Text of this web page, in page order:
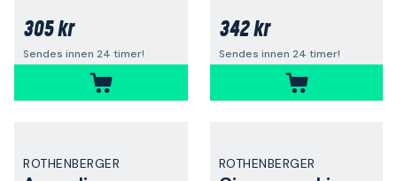
305 kr
Sendes innen 24 timer!
342 kr
Sendes innen 24 timer!
ROTHENBERGER ROTHENBERGER